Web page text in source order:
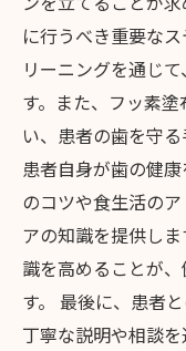
に行うべき重要な
リーニングを通じ
す。また、フッ素
い、患者の歯を守
患者自身が歯の健
のコツや食生活の
アの知識を提供し
識を高めることが
す。 最後に、患者
丁寧な説明や相談